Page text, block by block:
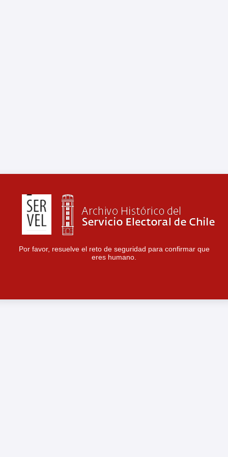
Por favor, resuelve el reto de seguridad para confirmar que
eres humano.